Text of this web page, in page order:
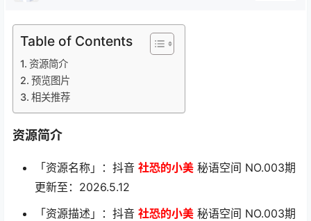
Table of Contents
资源简介
预览图片
相关推荐
资源简介
「资源名称」：抖音 社恐的小美 秘语空间 NO.003期
更新至：2026.5.12
「资源描述」：抖音 社恐的小美 秘语空间 NO.003期